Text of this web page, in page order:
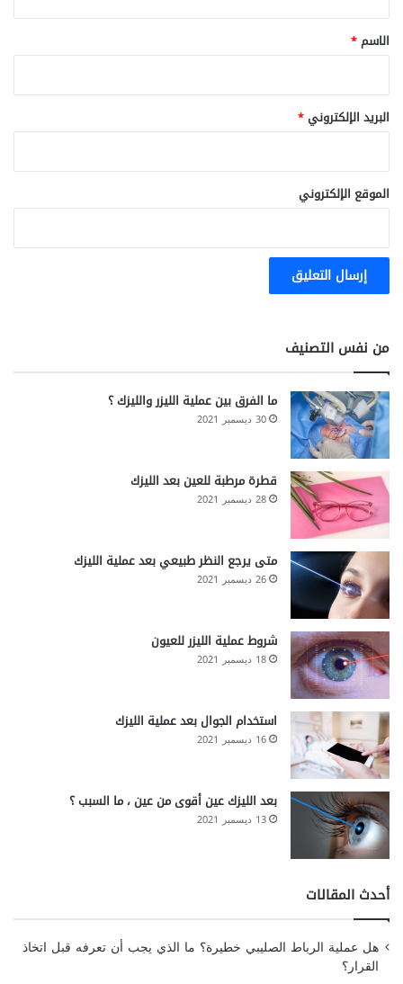
*
الاسم*
البريد الإلكتروني*
الموقع الإلكتروني
من نفس التصنيف
ما الفرق بين عملية الليزر والليزك ؟
30 ديسمبر 2021
قطرة مرطبة للعين بعد الليزك
28 ديسمبر 2021
متى يرجع النظر طبيعي بعد عملية الليزك
26 ديسمبر 2021
شروط عملية الليزر للعيون
18 ديسمبر 2021
استخدام الجوال بعد عملية الليزك
16 ديسمبر 2021
بعد الليزك عين أقوى من عين ، ما السبب ؟
13 ديسمبر 2021
أحدث المقالات
هل عملية الرباط الصليبي خطيرة؟ ما الذي يجب أن تعرفه قبل اتخاذ
القرار؟